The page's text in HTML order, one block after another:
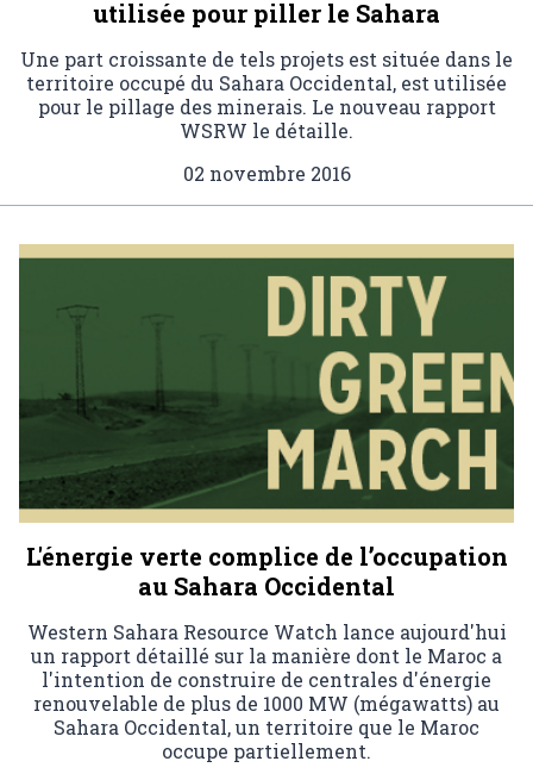
utilisée pour piller le Sahara
Une part croissante de tels projets est située dans le
territoire occupé du Sahara Occidental, est utilisée
pour le pillage des minerais. Le nouveau rapport
WSRW le détaille.
02 novembre 2016
L'énergie verte complice de l’occupation
au Sahara Occidental
Western Sahara Resource Watch lance aujourd'hui
un rapport détaillé sur la manière dont le Maroc a
l'intention de construire de centrales d'énergie
renouvelable de plus de 1000 MW (mégawatts) au
Sahara Occidental, un territoire que le Maroc
occupe partiellement.